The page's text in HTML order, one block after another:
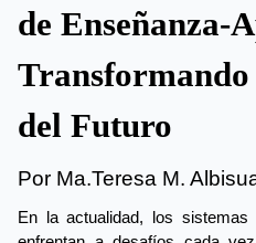
de Enseñanza-
del Futuro
Por Ma.Teresa M.
En la actualidad, los sistemas